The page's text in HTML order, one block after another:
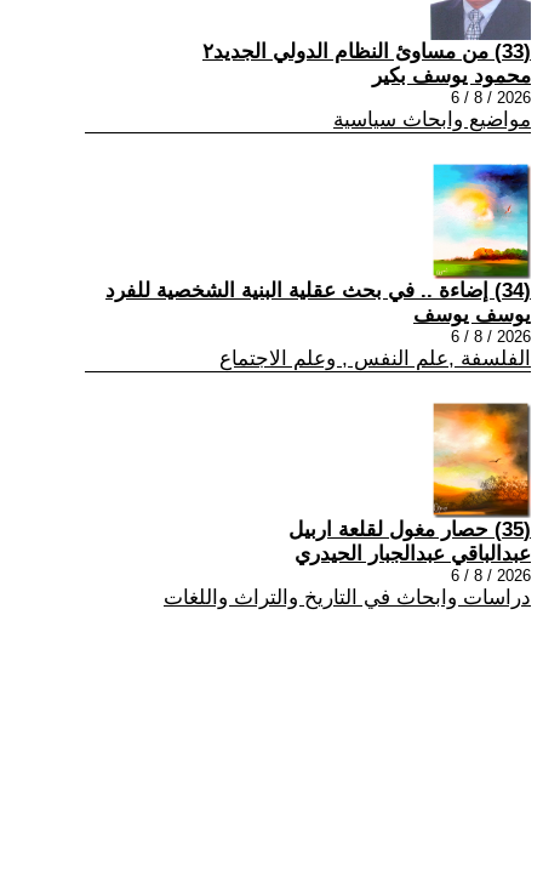
(33) من مساوئ النظام الدولي الجديد٢
محمود يوسف بكير
2026 / 8 / 6
مواضيع وابحاث سياسية
(34) إضاءة .. في بحث عقلية البنية الشخصية للفرد
يوسف يوسف
2026 / 8 / 6
الفلسفة ,علم النفس , وعلم الاجتماع
(35) حصار مغول لقلعة اربيل
عبدالباقي عبدالجبار الحيدري
2026 / 8 / 6
دراسات وابحاث في التاريخ والتراث واللغات